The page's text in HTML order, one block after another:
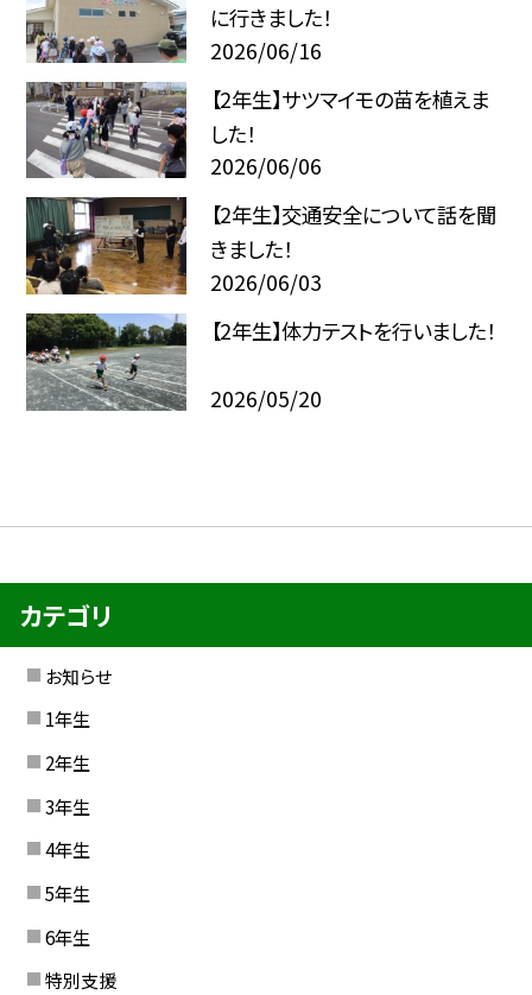
に行きました！
2026/06/16
【2年生】サツマイモの苗を植えま
した！
2026/06/06
【2年生】交通安全について話を聞
きました！
2026/06/03
【2年生】体力テストを行いました！
2026/05/20
カテゴリ
お知らせ
1年生
2年生
3年生
4年生
5年生
6年生
特別支援